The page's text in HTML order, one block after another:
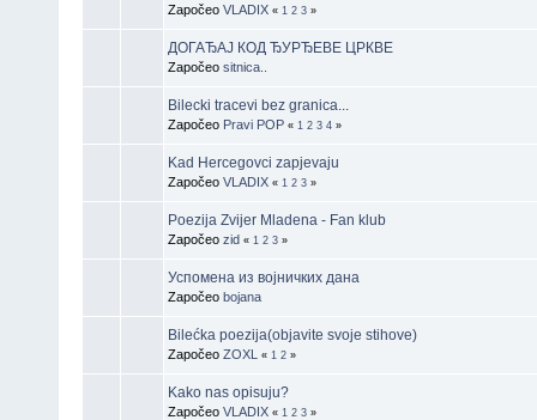
Započeo VLADIX « 1 2 3 »
ДОГАЂАЈ КОД ЂУРЂЕВЕ ЦРКВЕ
Započeo sitnica..
Bilecki tracevi bez granica...
Započeo Pravi POP « 1 2 3 4 »
Kad Hercegovci zapjevaju
Započeo VLADIX « 1 2 3 »
Poezija Zvijer Mladena - Fan klub
Započeo zid « 1 2 3 »
Успомена из војничких дана
Započeo bojana
Bilećka poezija(objavite svoje stihove)
Započeo ZOXL « 1 2 »
Kako nas opisuju?
Započeo VLADIX « 1 2 3 »